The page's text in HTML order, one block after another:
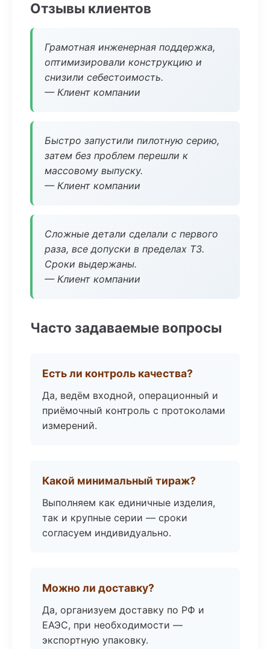
Отзывы клиентов
Грамотная инженерная поддержка,
оптимизировали конструкцию и
снизили себестоимость.
— Клиент компании
Быстро запустили пилотную серию,
затем без проблем перешли к
массовому выпуску.
— Клиент компании
Сложные детали сделали с первого
раза, все допуски в пределах ТЗ.
Сроки выдержаны.
— Клиент компании
Часто задаваемые вопросы
Есть ли контроль качества?
Да, ведём входной, операционный и
приёмочный контроль с протоколами
измерений.
Какой минимальный тираж?
Выполняем как единичные изделия,
так и крупные серии — сроки
согласуем индивидуально.
Можно ли доставку?
Да, организуем доставку по РФ и
ЕАЭС, при необходимости —
экспортную упаковку.